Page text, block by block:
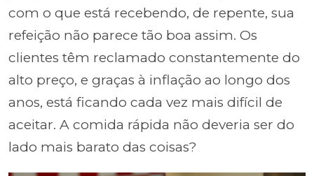
com o que está recebendo, de repente, sua
refeição não parece tão boa assim. Os
clientes têm reclamado constantemente do
alto preço, e graças à inflação ao longo dos
anos, está ficando cada vez mais difícil de
aceitar. A comida rápida não deveria ser do
lado mais barato das coisas?